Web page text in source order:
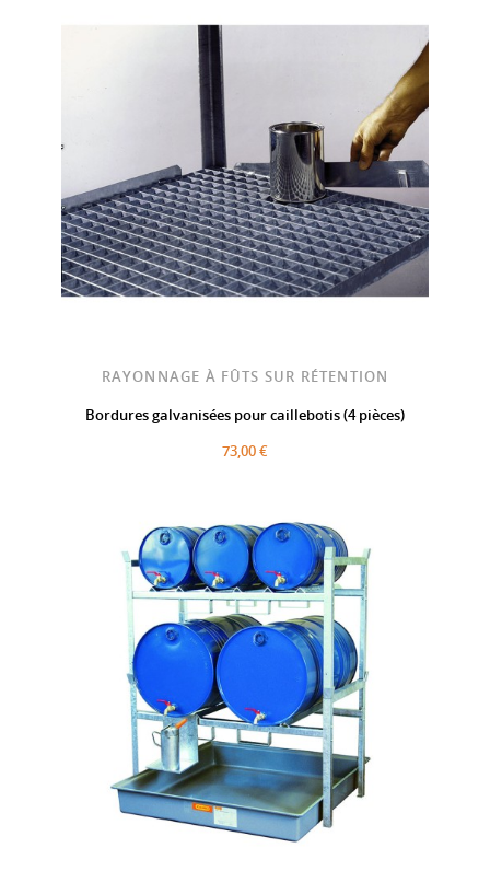
RAYONNAGE À FÛTS SUR RÉTENTION
Bordures galvanisées pour caillebotis (4 pièces)
73,00 €